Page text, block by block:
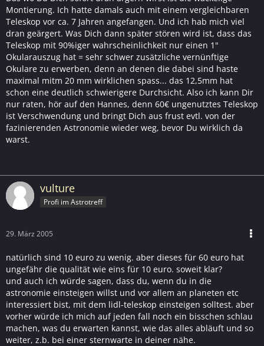
Montierung. Ich hatte damals auch mit einem vergleichbaren
Teleskop vor ca. 7 Jahren angefangen. Und ich hab mich viel
dran geärgert. Was Dich dann später stören wird ist, dass das
Teleskop mit 90%iger wahrscheinlichkeit nur einen 1"
Okularauszug hat = sehr schwer zusätzliche vernünftige
Okulare zu erwerben, denn an denen die dabei sind haste
maximal mitm 20 mm wirklichen spass... das 12,5mm hat
schon eine deutlich schwierigere Durchsicht. Also ich kann Dir
nur raten, hör auf den Hannes, denn 60€ ungenutztes Teleskop
ist Verschwendung und bringt Dich aus frust evtl. von der
fazinierenden Astronomie wieder weg, bevor Du wirklich da
warst.
vulture
Profi im Astrotreff
29. März 2005
natürlich sind 10 euro zu wenig. aber dieses für 60 euro hat
ungefähr die qualität wie eins für 10 euro. soweit klar?
und auch ich würde sagen, dass du, wenn du in die
astronomie einsteigen willst und vor allem an planeten etc
interessiert bist, mit dem lidl-teleskop einsteigen solltest. aber
vorher würde ich mich auf jeden fall noch ein bisschen schlau
machen, was du erwarten kannst, wie das alles abläuft und so
weiter, z.b. bei einer sternwarte in deiner nähe.